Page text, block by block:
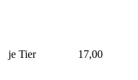
je Tier 17,00